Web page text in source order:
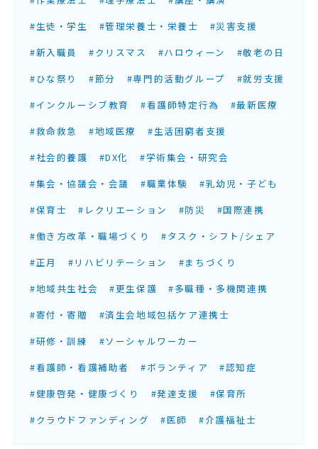
#生徒・学生
#管理栄養士・栄養士
#災害支援
#新入職員
#クリスマス #ハロウィーン
#敬老の日
#ひな祭り
#節分 #専門的活動グループ
#就労支援
#インクルーシブ教育
#看護師特定行為
#最新医療
#救命救急
#地域医療
#生活困窮者支援
#社会的養護
#DX化
#学術集会・研究会
#集会・協議会・会議
#職業体験
#乳幼児・子ども
#保育士
#レクリエーション #防災
#国際連携
#働き方改革・職場づくり
#タスク・シフト/シェア
#正月
#リハビリテーション
#まちづくり
#地域共生社会
#更生保護
#多職種・多機関連携
#寄付・寄贈
#済生会地域包括ケア連携士
#研修・訓練
#ソーシャルワーカー
#看護師・看護補助者
#ボランティア
#認知症
#健康啓発・健康づくり
#発達支援
#保育所
#クラウドファンディング
#医師 #介護福祉士